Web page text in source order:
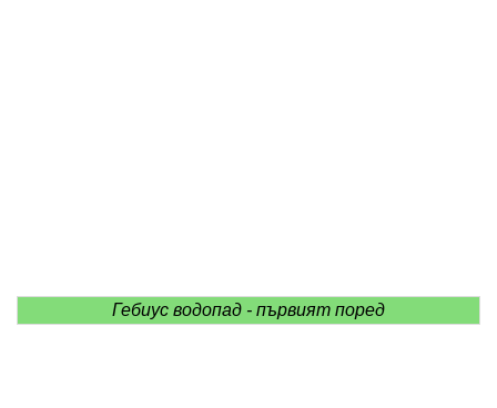
Гебиус водопад - първият поред